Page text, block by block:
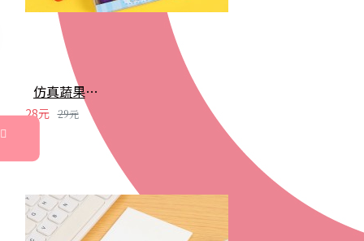
仿真蔬果橡皮擦組 水果蔬菜 造型橡皮擦 兒童節 禮物 文具 學生用品
28元 29元